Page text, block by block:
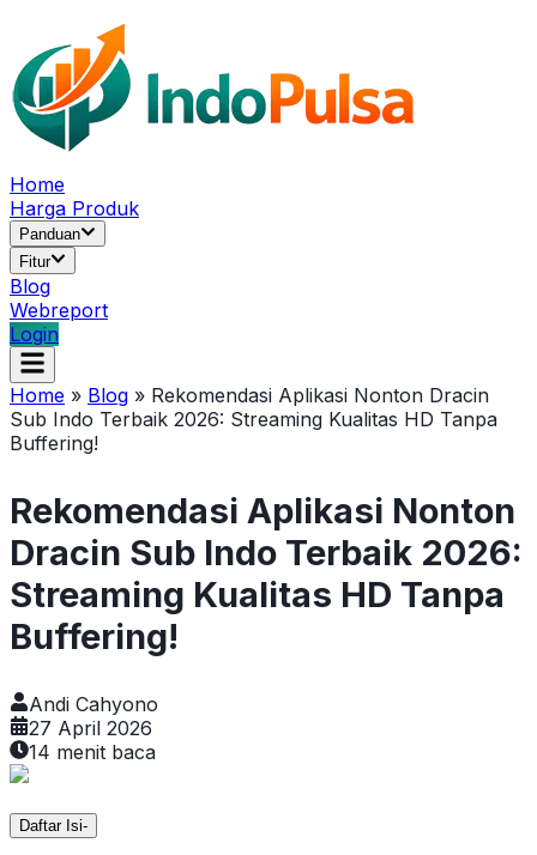
Home
Harga Produk
Panduan
Fitur
Blog
Webreport
Login
Home » Blog » Rekomendasi Aplikasi Nonton Dracin
Sub Indo Terbaik 2026: Streaming Kualitas HD Tanpa
Buffering!
Rekomendasi Aplikasi Nonton
Dracin Sub Indo Terbaik 2026:
Streaming Kualitas HD Tanpa
Buffering!
Andi Cahyono
27 April 2026
14 menit baca
Daftar Isi-